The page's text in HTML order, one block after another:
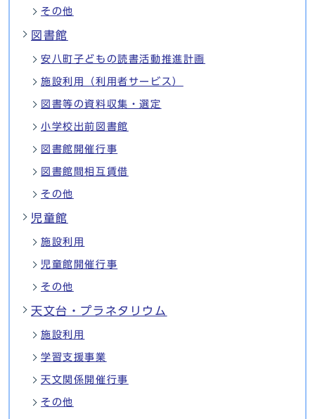
その他
図書館
安八町子どもの読書活動推進計画
施設利用（利用者サービス）
図書等の資料収集・選定
小学校出前図書館
図書館開催行事
図書館間相互賃借
その他
児童館
施設利用
児童館開催行事
その他
天文台・プラネタリウム
施設利用
学習支援事業
天文関係開催行事
その他